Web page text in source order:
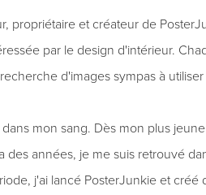
propriétaire et créateur de
par le design d'intérieur.
d'images sympas à
mon sang. Dès mon plus
des années, je me suis retrouvé
j'ai lancé PosterJunkie et